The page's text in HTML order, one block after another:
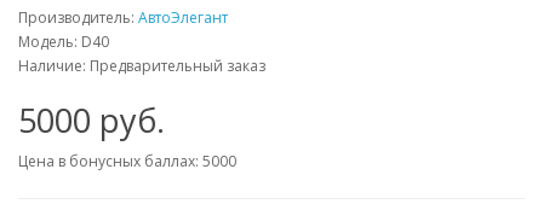
Производитель: АвтоЭлегант
Модель: D40
Наличие: Предварительный заказ
5000 руб.
Цена в бонусных баллах: 5000